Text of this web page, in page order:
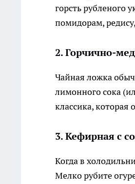
горсть рубленого
помидорам,
2. Горчично-
Чайная ложка
лимонного сока
классика, которая
3. Кефирная с
Когда в
Мелко рубите